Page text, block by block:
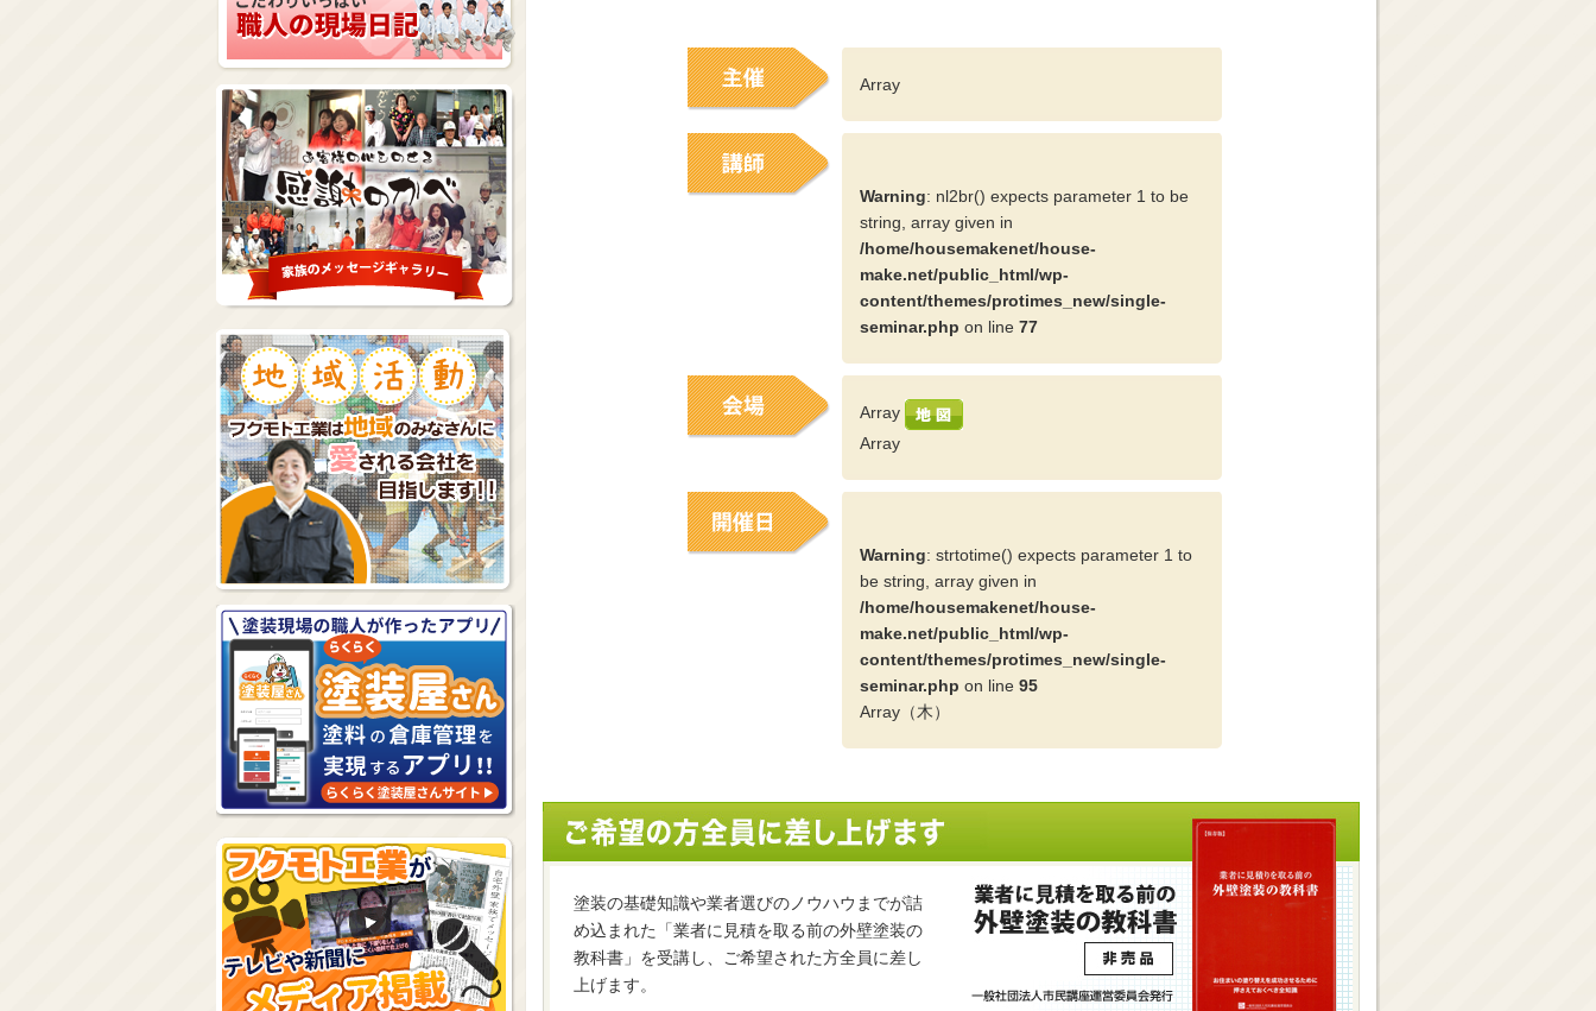
Array
Warning: nl2br() expects parameter 1 to be
string, array given in
/home/housemakenet/house-
make.net/public_html/wp-
content/themes/protimes_new/single-
seminar.php on line 77
Array
Array
Warning: strtotime() expects parameter 1 to
be string, array given in
/home/housemakenet/house-
make.net/public_html/wp-
content/themes/protimes_new/single-
seminar.php on line 95
Array（木）
塗装の基礎知識や業者選びのノウハウまでが詰
め込まれた「業者に見積を取る前の外壁塗装の
教科書」を受講し、ご希望された方全員に差し
上げます。